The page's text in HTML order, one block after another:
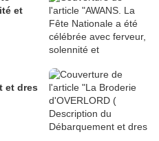
et
et dres